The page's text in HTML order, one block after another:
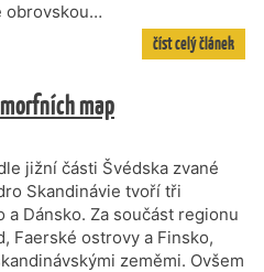
obrovskou…
číst celý článek
map
jižní části Švédska zvané
Skandinávie tvoří tři
Dánsko. Za součást regionu
Faerské ostrovy a Finsko,
zeměmi. Ovšem